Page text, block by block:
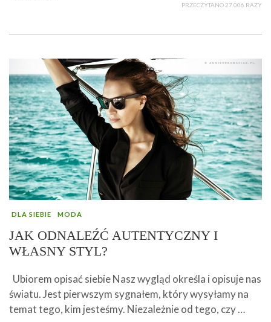
PRZECZYTANO 27 006 RAZY
DLA SIEBIE MODA
JAK ODNALEŹĆ AUTENTYCZNY I
WŁASNY STYL?
Ubiorem opisać siebie Nasz wygląd określa i opisuje nas
światu. Jest pierwszym sygnałem, który wysyłamy na
temat tego, kim jesteśmy. Niezależnie od tego, czy …